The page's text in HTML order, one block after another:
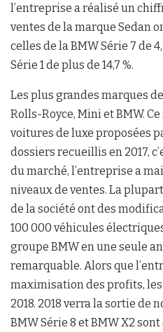
l’entreprise a réalisé un
ventes de la marque Sedan
celles de la BMW Série 7 de
Série 1 de plus de 14,7 %.
Les plus grandes marques
Rolls-Royce, Mini et BMW.
voitures de luxe proposées
dossiers recueillis en 2017,
du marché, l’entreprise a
niveaux de ventes. La
de la société ont des
100 000 véhicules
groupe BMW en une seule
remarquable. Alors que
maximisation des profits,
2018. 2018 verra la sortie de
BMW Série 8 et BMW X2